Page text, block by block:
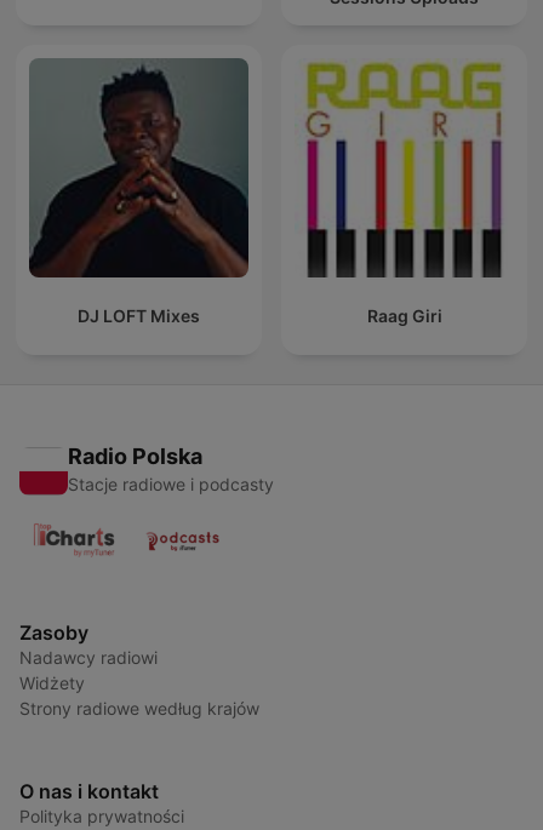
DJ LOFT Mixes Raag Giri
Radio Polska
Stacje radiowe i podcasty
Zasoby
Nadawcy radiowi
Widżety
Strony radiowe według krajów
O nas i kontakt
Polityka prywatności